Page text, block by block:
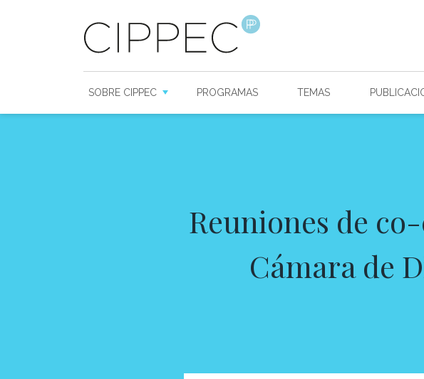
SOBRE CIPPEC PROGRAMAS TEMAS
Reuniones de
Cámara de